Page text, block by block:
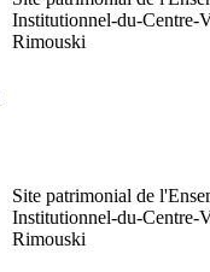
Institutionnel-du-Centre-
Rimouski
Site patrimonial de
Institutionnel-du-Centre-
Rimouski